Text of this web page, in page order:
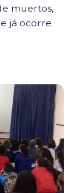
muertos,
já ocorre